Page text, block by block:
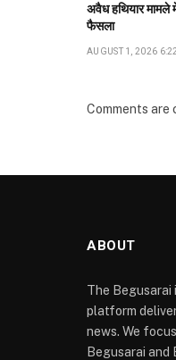
अवैध हथियार मामले
फैसला
AUGUST 1, 2026
Comments are
ABOUT
The Begusarai
platform
news. We
Begusarai